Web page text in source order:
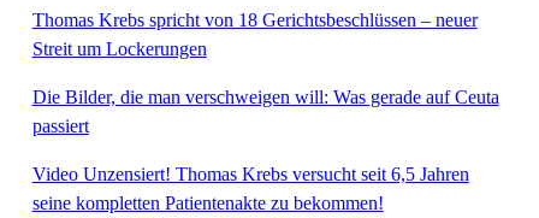
Thomas Krebs spricht von 18 Gerichtsbeschlüssen – neuer
Streit um Lockerungen
Die Bilder, die man verschweigen will: Was gerade auf Ceuta
passiert
Video Unzensiert! Thomas Krebs versucht seit 6,5 Jahren
seine kompletten Patientenakte zu bekommen!